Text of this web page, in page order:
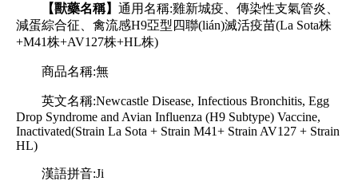
【獸藥名稱】 通用名稱:雞新城疫、傳染性支氣管炎、
減蛋綜合征、禽流感H9亞型四聯(lián)滅活疫苗(La Sota株
+M41株+AV127株+HL株)
商品名稱:無
英文名稱:Newcastle Disease, Infectious Bronchitis, Egg
Drop Syndrome and Avian Influenza (H9 Subtype) Vaccine,
Inactivated(Strain La Sota + Strain M41+ Strain AV127 + Strain
HL)
漢語拼音:Ji